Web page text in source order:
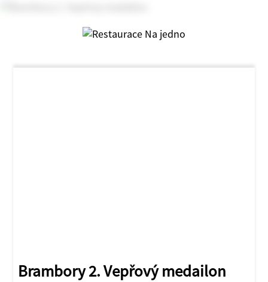
Brambory 2. Vepřový medailon